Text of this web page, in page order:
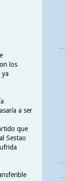
los
ya
a ser
que
Sestao